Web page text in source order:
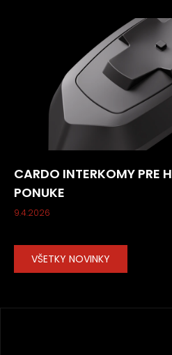
CARDO INTERKOMY PRE
PONUKE
9.4.2026
VŠETKY NOVINKY